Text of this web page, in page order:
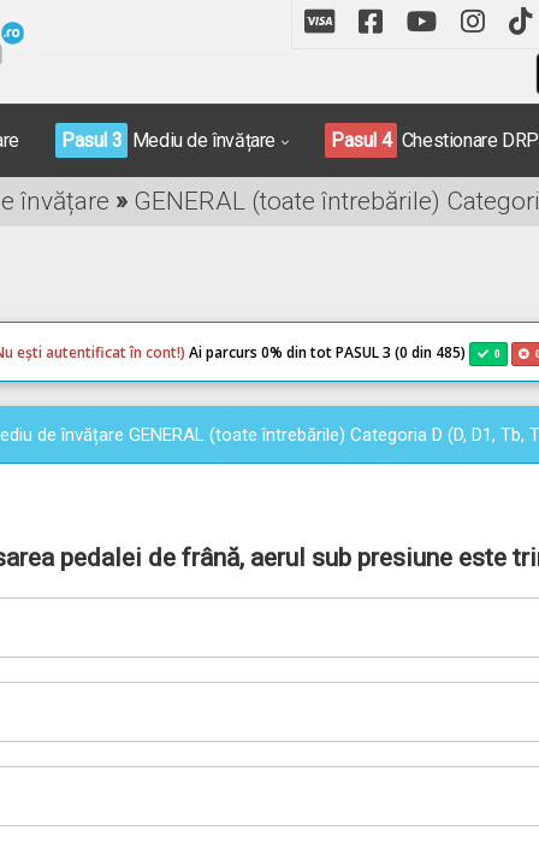
Pasul 3 Mediu de învățare Pasul 4 Chestionare
învățare » GENERAL (toate întrebările)
ești autentificat în cont!) Ai parcurs 0% din tot PASUL 3 (0 din 485) 0 0
de învățare GENERAL (toate întrebările) Categoria D (D, D1, Tb,
pedalei de frână, aerul sub presiune este